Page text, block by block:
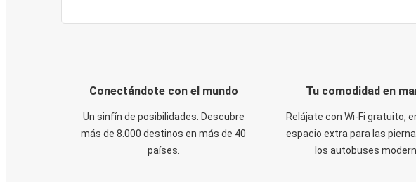
Conectándote con el mundo
Un sinfín de posibilidades. Descubre
más de 8.000 destinos en más de 40
países.
Tu comodidad en
Relájate con Wi-Fi gratuito,
espacio extra para las
los autobuses